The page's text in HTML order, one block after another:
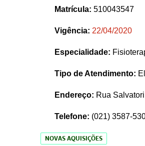
Matrícula: 510043547
Vigência: 22/04/2020
Especialidade:
Tipo de Atendimento:
Endereço: Rua
Telefone: (021) 3587-
NOVAS AQUISIÇÕES